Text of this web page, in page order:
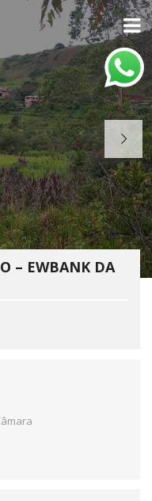
– EWBANK DA